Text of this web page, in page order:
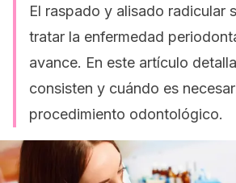
El raspado y alisado radicular
tratar la enfermedad
avance. En este artículo
consisten y cuándo es
procedimiento odontológico.